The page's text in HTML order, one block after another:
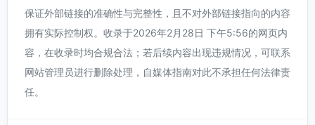
保证外部链接的准确性与完整性，且不对外部链接指向的内容
拥有实际控制权。收录于2026年2月28日 下午5:56的网页内
容，在收录时均合规合法；若后续内容出现违规情况，可联系
网站管理员进行删除处理，自媒体指南对此不承担任何法律责
任。